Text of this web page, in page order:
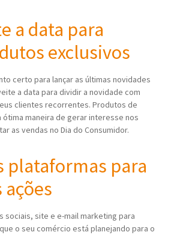
a data para
exclusivos
certo para lançar as últimas novidades
a data para dividir a novidade com
clientes recorrentes. Produtos de
ótima maneira de gerar interesse nos
as vendas no Dia do Consumidor.
plataformas para
sociais, site e e-mail marketing para
o seu comércio está planejando para o